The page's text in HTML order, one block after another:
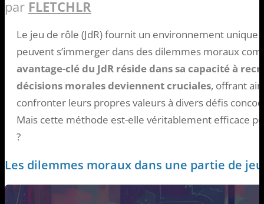
par FLETCHLR
Le jeu de rôle (JdR) fournit un environnement
peuvent s’immerger dans des dilemmes moraux
avantage-clé du JdR réside dans sa capacité à
décisions morales deviennent cruciales, offrant
confronter leurs propres valeurs à divers défis
Mais cette méthode est-elle véritablement efficace
?
Les dilemmes moraux dans une partie de